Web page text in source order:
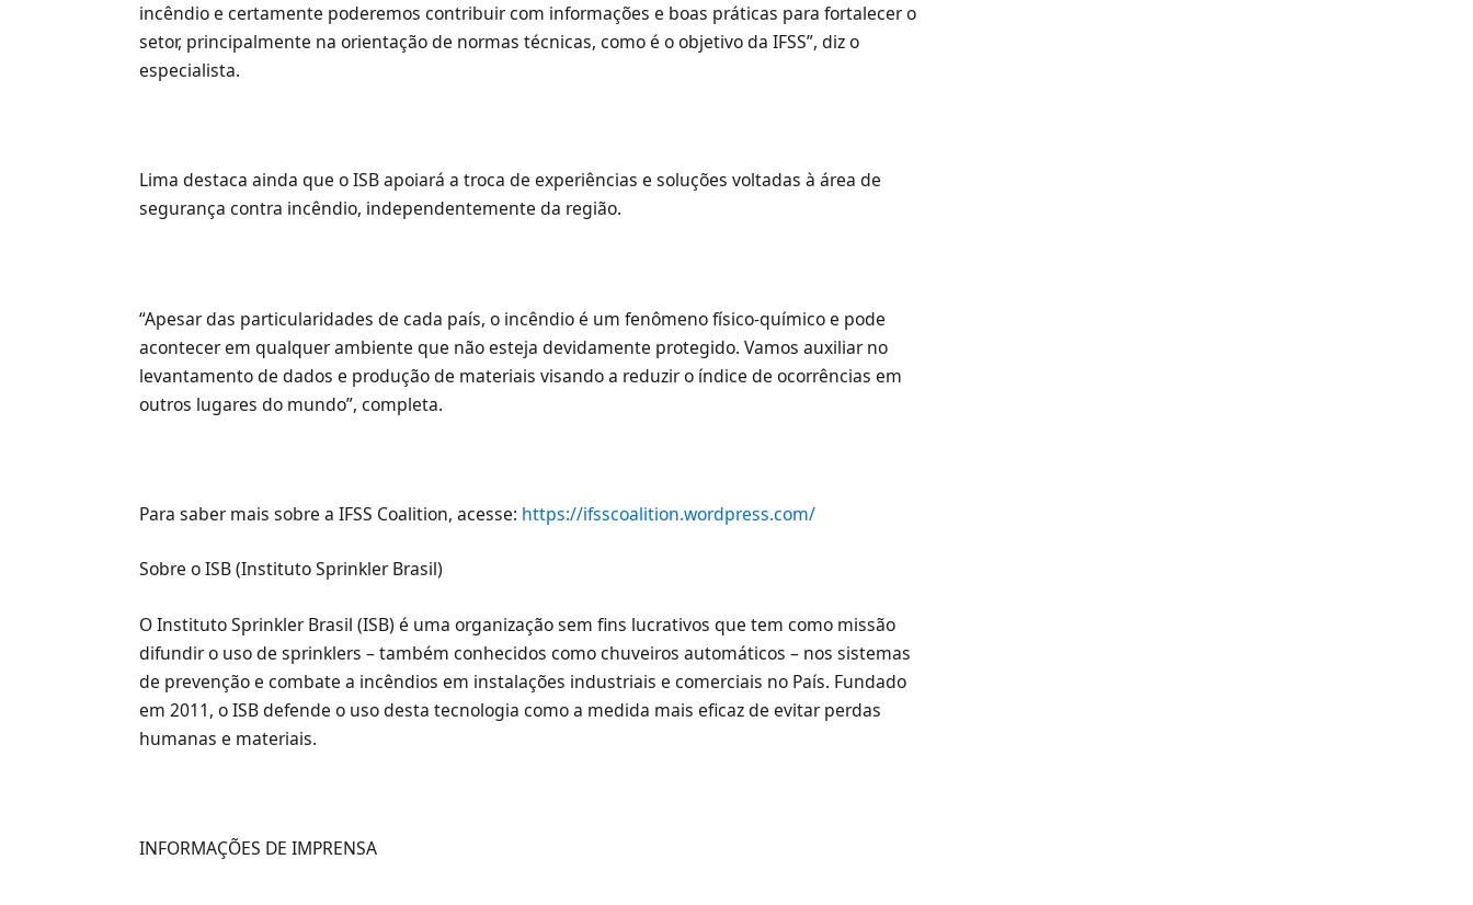
incêndio e certamente poderemos contribuir com informações e boas práticas para fortalecer o
setor, principalmente na orientação de normas técnicas, como é o objetivo da IFSS”, diz o
especialista.
Lima destaca ainda que o ISB apoiará a troca de experiências e soluções voltadas à área de
segurança contra incêndio, independentemente da região.
“Apesar das particularidades de cada país, o incêndio é um fenômeno físico-químico e pode
acontecer em qualquer ambiente que não esteja devidamente protegido. Vamos auxiliar no
levantamento de dados e produção de materiais visando a reduzir o índice de ocorrências em
outros lugares do mundo”, completa.
Para saber mais sobre a IFSS Coalition, acesse: https://ifsscoalition.wordpress.com/
Sobre o ISB (Instituto Sprinkler Brasil)
O Instituto Sprinkler Brasil (ISB) é uma organização sem fins lucrativos que tem como missão
difundir o uso de sprinklers – também conhecidos como chuveiros automáticos – nos sistemas
de prevenção e combate a incêndios em instalações industriais e comerciais no País. Fundado
em 2011, o ISB defende o uso desta tecnologia como a medida mais eficaz de evitar perdas
humanas e materiais.
INFORMAÇÕES DE IMPRENSA